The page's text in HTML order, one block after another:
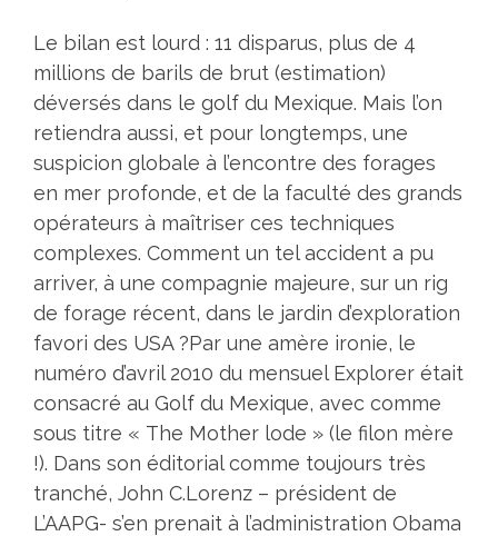
Le bilan est lourd : 11 disparus, plus de 4
millions de barils de brut (estimation)
déversés dans le golf du Mexique. Mais l’on
retiendra aussi, et pour longtemps, une
suspicion globale à l’encontre des forages
en mer profonde, et de la faculté des grands
opérateurs à maîtriser ces techniques
complexes. Comment un tel accident a pu
arriver, à une compagnie majeure, sur un rig
de forage récent, dans le jardin d’exploration
favori des USA ?Par une amère ironie, le
numéro d’avril 2010 du mensuel Explorer était
consacré au Golf du Mexique, avec comme
sous titre « The Mother lode » (le filon mère
!). Dans son éditorial comme toujours très
tranché, John C.Lorenz – président de
L’AAPG- s’en prenait à l’administration Obama